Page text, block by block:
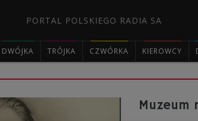
PORTAL POLSKIEGO RADIA SA
DWÓJKA TRÓJKA CZWÓRKA KIEROWCY
Muzeum